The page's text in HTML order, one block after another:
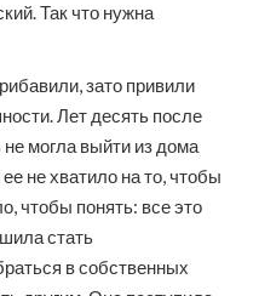
Так что нужна
зато привили
Лет десять после
могла выйти из дома
не хватило на то, чтобы
чтобы понять: все это
стать
в собственных